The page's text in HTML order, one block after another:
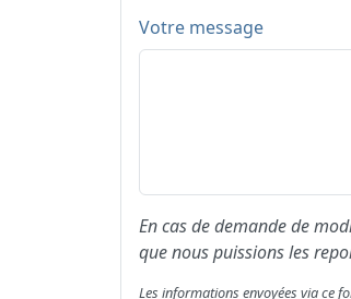
Votre message
En cas de demande de
que nous puissions les
Les informations envoyées via ce